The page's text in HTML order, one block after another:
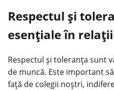
Respectul și
esențiale în
Respectul și toleranța sunt
de muncă. Este important
față de colegii noștri,